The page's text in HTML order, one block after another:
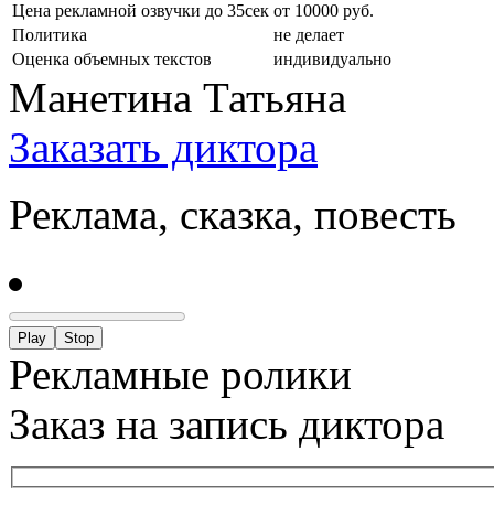
Цена рекламной озвучки до 35сек от 10000 руб.
Политика
не делает
Оценка объемных текстов
индивидуально
Манетина Татьяна
Заказать диктора
Реклама, сказка, повесть
Play Stop
Рекламные ролики
Заказ на запись диктора